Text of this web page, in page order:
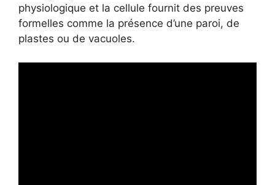
physiologique et la cellule fournit des preuves
formelles comme la présence d’une paroi, de
plastes ou de vacuoles.